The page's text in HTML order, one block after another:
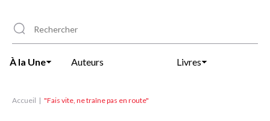
À la Une Auteurs Livres
Accueil "Fais vite, ne traîne pas en route"